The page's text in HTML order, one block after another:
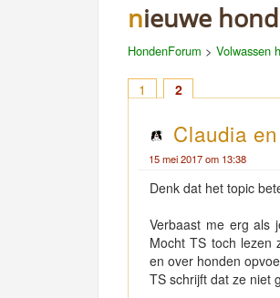
nieuwe hond
HondenForum > Volwassen
1 2
Claudia
15 mei 2017 om 13:38
Denk dat het topic
Verbaast me erg als
Mocht TS toch lezen
en over honden
TS schrijft dat ze niet